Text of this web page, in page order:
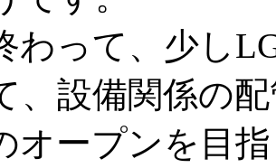
わって、少し
、設備関係の
オープンを目